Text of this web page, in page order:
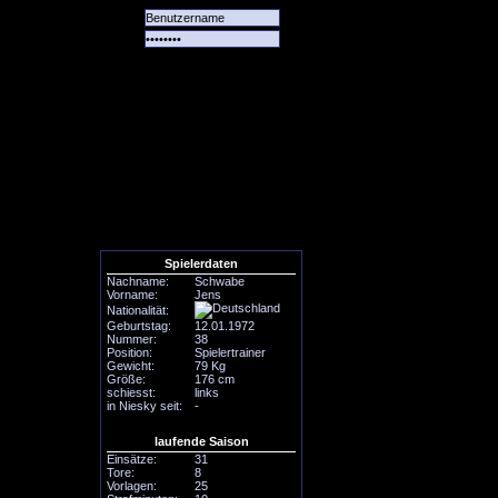
Spielerdaten
Nachname:
Schwabe
Vorname:
Jens
Nationalität:
Geburtstag:
12.01.1972
Nummer:
38
Position:
Spielertrainer
Gewicht:
79 Kg
Größe:
176 cm
schiesst:
links
in Niesky seit:
-
laufende Saison
Einsätze:
31
Tore:
8
Vorlagen:
25